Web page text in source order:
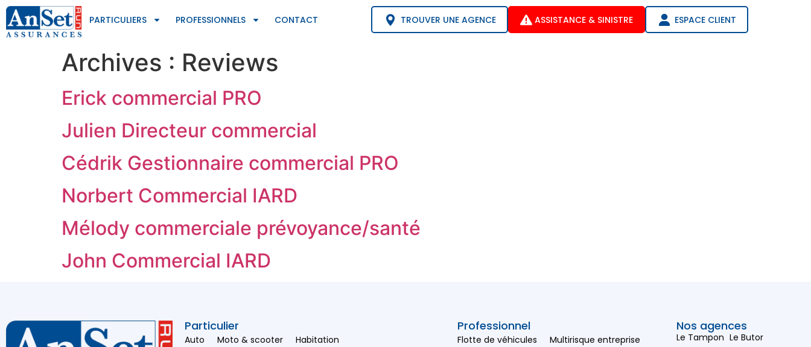
PARTICULIERS PROFESSIONNELS CONTACT TROUVER UNE AGENCE ASSISTANCE & SINISTRE ESPACE CLIENT
Archives : Reviews
Erick commercial PRO
Julien Directeur commercial
Cédrik Gestionnaire commercial PRO
Norbert Commercial IARD
Mélody commerciale prévoyance/santé
John Commercial IARD
Particulier
Auto Moto & scooter Habitation
Nos agences
Le Tampon Le Butor
Professionnel
Flotte de véhicules Multirisque entreprise